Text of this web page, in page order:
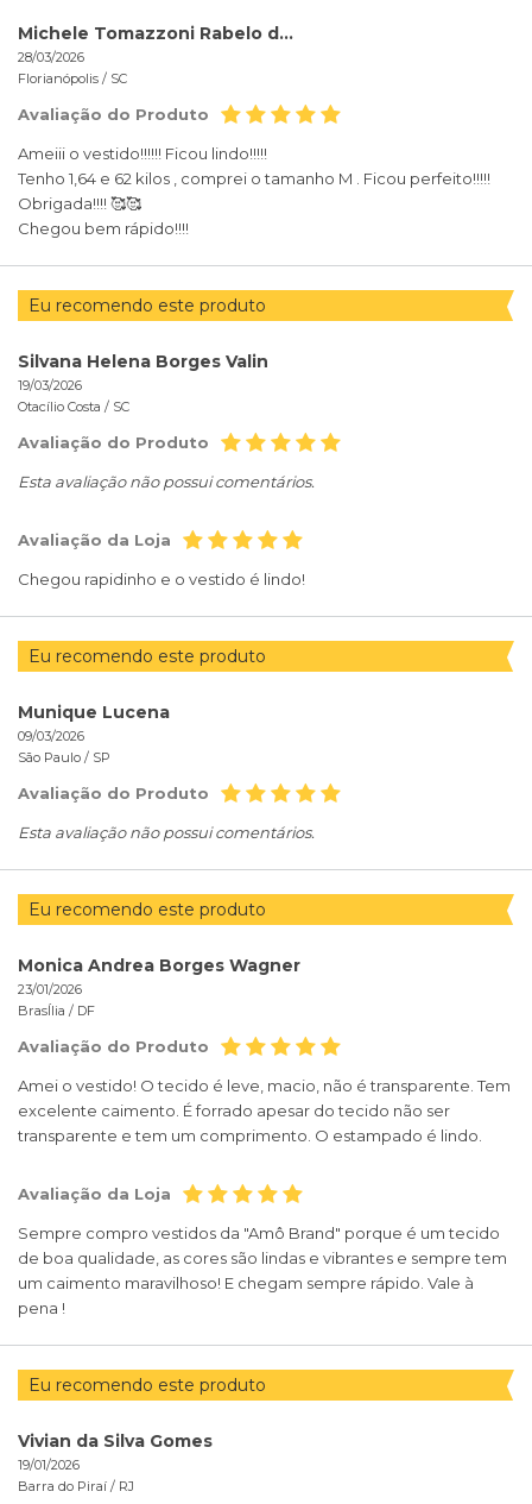
Michele Tomazzoni Rabelo de Oliveira
28/03/2026
Florianópolis / SC
Avaliação do Produto
Ameiii o vestido!!!!!! Ficou lindo!!!!!
Tenho 1,64 e 62 kilos , comprei o tamanho M . Ficou perfeito!!!!!
Obrigada!!!! 🥰🥰
Chegou bem rápido!!!!
Eu recomendo este produto
Silvana Helena Borges Valin
19/03/2026
Otacílio Costa / SC
Avaliação do Produto
Esta avaliação não possui comentários.
Avaliação da Loja
Chegou rapidinho e o vestido é lindo!
Eu recomendo este produto
Munique Lucena
09/03/2026
São Paulo / SP
Avaliação do Produto
Esta avaliação não possui comentários.
Eu recomendo este produto
Monica Andrea Borges Wagner
23/01/2026
BrasÍlia / DF
Avaliação do Produto
Amei o vestido! O tecido é leve, macio, não é transparente. Tem
excelente caimento. É forrado apesar do tecido não ser
transparente e tem um comprimento. O estampado é lindo.
Avaliação da Loja
Sempre compro vestidos da "Amô Brand" porque é um tecido
de boa qualidade, as cores são lindas e vibrantes e sempre tem
um caimento maravilhoso! E chegam sempre rápido. Vale à
pena !
Eu recomendo este produto
Vivian da Silva Gomes
19/01/2026
Barra do Piraí / RJ